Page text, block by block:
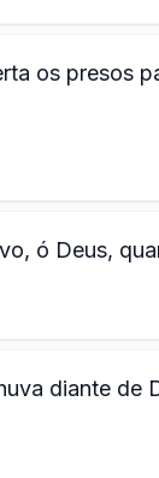
os presos
ó Deus,
diante de